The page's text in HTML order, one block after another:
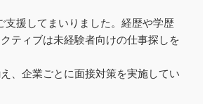
支援してまいりました。経歴や学歴
ティブは未経験者向けの仕事探しを
、企業ごとに面接対策を実施してい